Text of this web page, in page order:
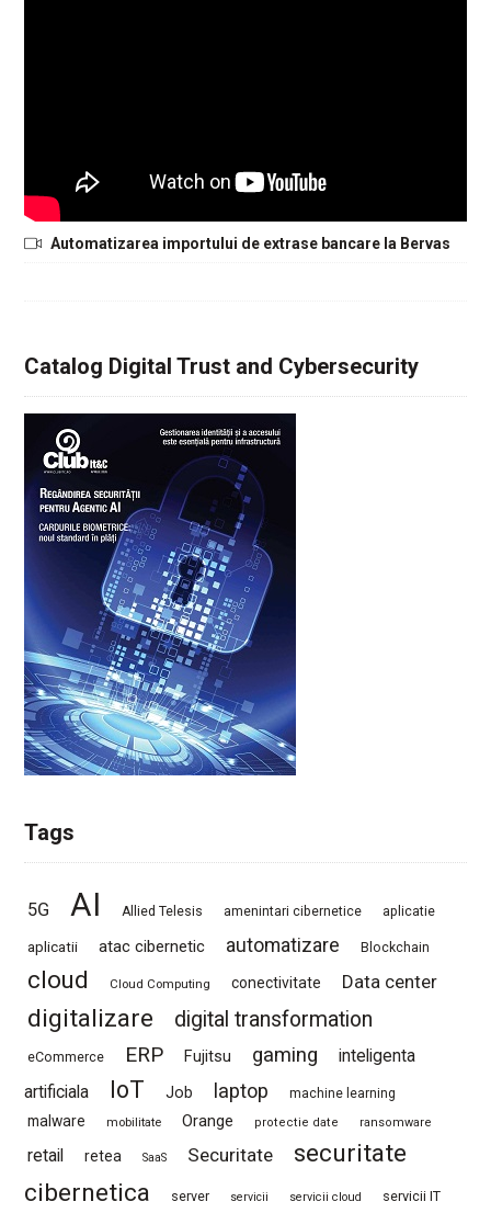
Automatizarea importului de extrase bancare la Bervas
Catalog Digital Trust and Cybersecurity
Tags
5G AI Allied Telesis amenintari cibernetice aplicatie
aplicatii atac cibernetic automatizare Blockchain
cloud Cloud Computing conectivitate Data center
digitalizare digital transformation
eCommerce ERP Fujitsu gaming
inteligenta
artificiala
IoT Job laptop machine learning
malware mobilitate Orange protectie date ransomware
retail retea SaaS Securitate
securitate
cibernetica
server servicii servicii cloud servicii IT